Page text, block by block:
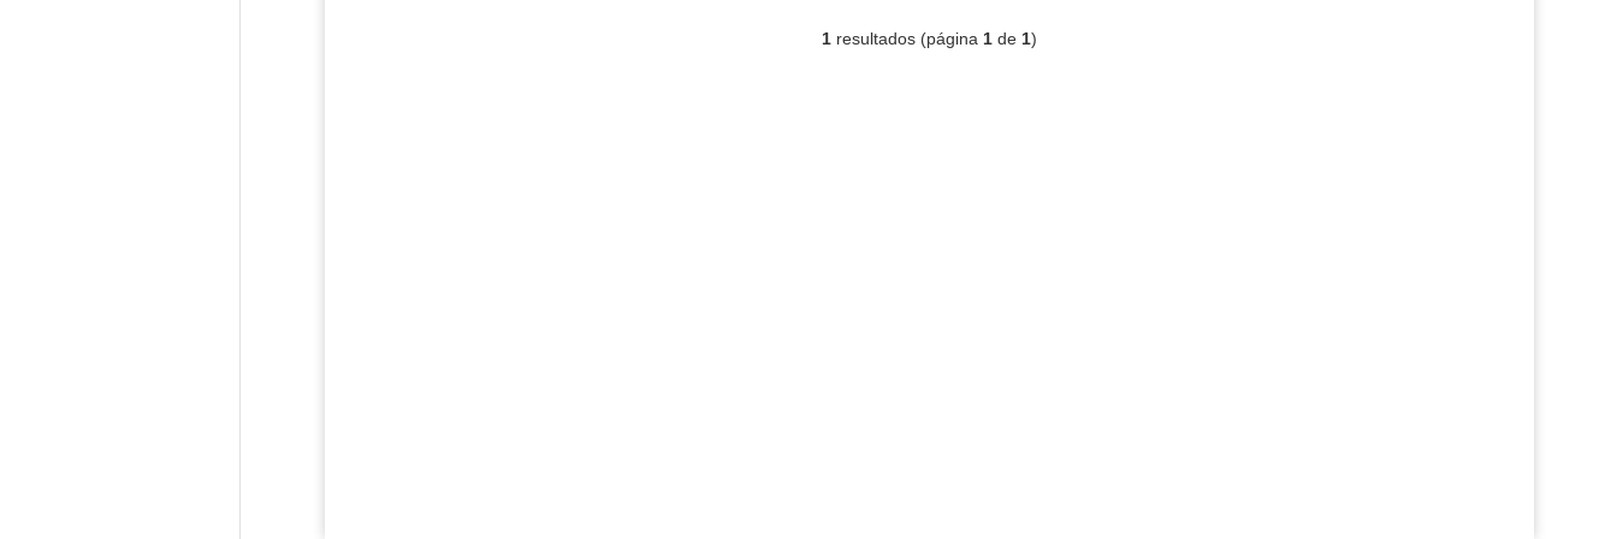
1resultados (página 1de 1)